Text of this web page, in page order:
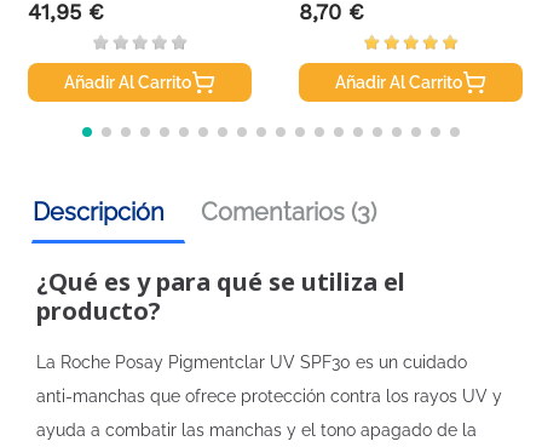
Precio
41,95 €
Añadir Al Carrito
Precio
8,70 €
Añadir Al Carrito
Descripción Comentarios (3)
¿Qué es y para qué se utiliza el
producto?
La Roche Posay Pigmentclar UV SPF30 es un cuidado
anti-manchas que ofrece protección contra los rayos UV y
ayuda a combatir las manchas y el tono apagado de la